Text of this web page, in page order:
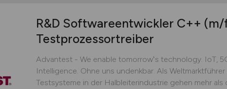
R&D Softwareentwickler C++
Testprozessortreiber
Advantest - We enable tomorrowʻs technology. IoT,
Intelligence. Ohne uns undenkbar. Als
Testsysteme in der Halbleiterindustrie gehen mehr als